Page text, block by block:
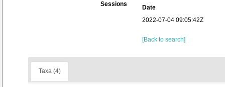
Sessions
Date
2022-07-04 09:05:42Z
[Back to search]
Taxa (4)